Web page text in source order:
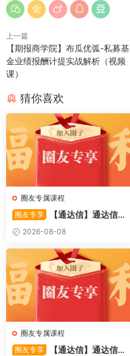
上一篇
【期报商学院】布瓜优弧-私募基
金业绩报酬计提实战解析（视频
课）
猜你喜欢
圈友专属课程
圈友专享
【通达信】通达信
〖备战龙妖〗副图/选股 精准
2026-08-08
圈友专属课程
圈友专享
【通达信】通达信